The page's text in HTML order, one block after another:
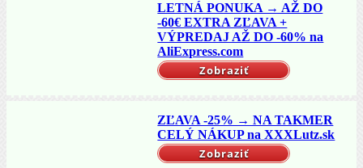
LETNÁ PONUKA → AŽ DO
-60€ EXTRA ZĽAVA +
VÝPREDAJ AŽ DO -60% na
AliExpress.com
Zobraziť
ZĽAVA -25% → NA TAKMER
CELÝ NÁKUP na XXXLutz.sk
Zobraziť